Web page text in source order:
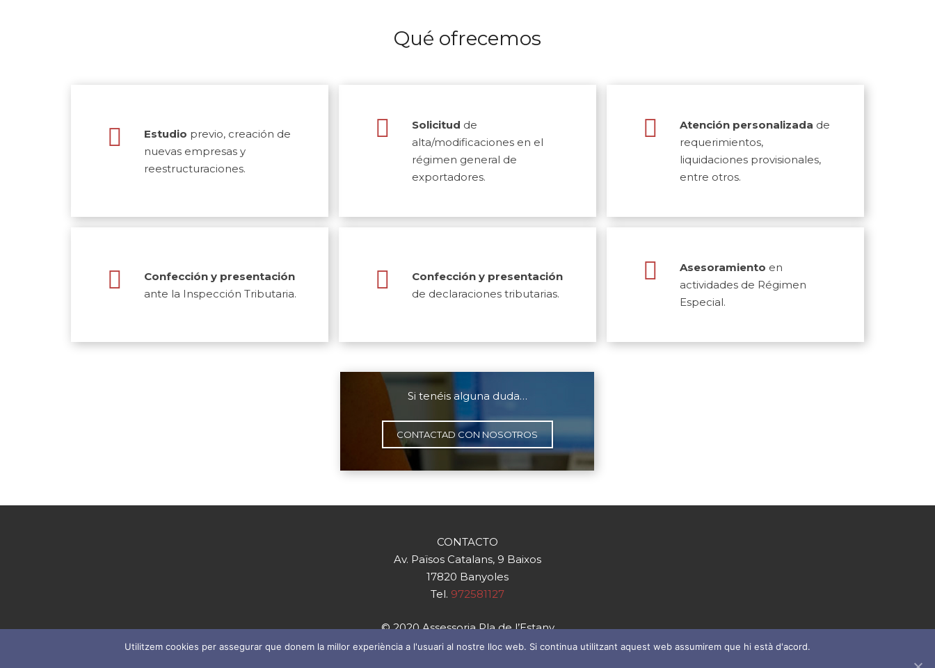
Qué ofrecemos
Estudio previo, creación de
nuevas empresas y
reestructuraciones.
Solicitud de
alta/modificaciones en el
régimen general de
exportadores.
Atención personalizada de
requerimientos,
liquidaciones provisionales,
entre otros.
Confección y presentación
ante la Inspección Tributaria.
Confección y presentación
de declaraciones tributarias.
Asesoramiento en
actividades de Régimen
Especial.
Si tenéis alguna duda…
CONTACTAD CON NOSOTROS
CONTACTO
Av. Països Catalans, 9 Baixos
17820 Banyoles
Tel. 972581127
© 2020 Assessoria Pla de l’Estany
Utilitzem cookies per assegurar que donem la millor experiència a l'usuari al nostre lloc web. Si continua utilitzant aquest web assumirem que hi està d'acord.